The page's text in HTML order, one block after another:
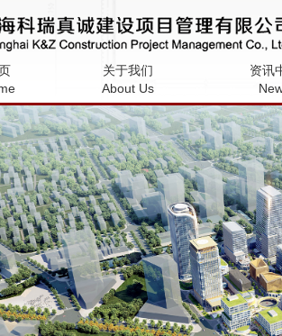
海科瑞真诚建设项目管理有限公
关于我们
About Us
资讯